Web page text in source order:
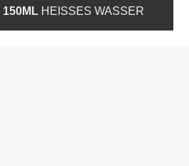
150ML HEISSES WASSER